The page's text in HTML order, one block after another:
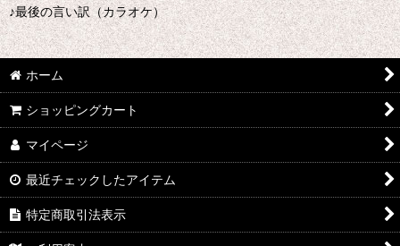
♪最後の言い訳（カラオケ）
ホーム
ショッピングカート
マイページ
最近チェックしたアイテム
特定商取引法表示